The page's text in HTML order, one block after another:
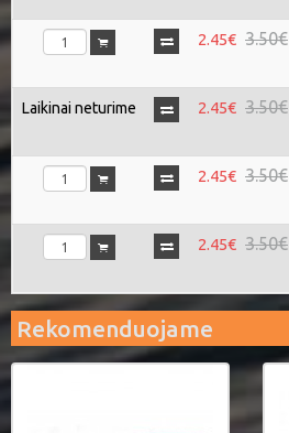
2.45€ 3.50€
Laikinai neturime 2.45€ 3.50€
2.45€ 3.50€
2.45€ 3.50€
Rekomenduojame